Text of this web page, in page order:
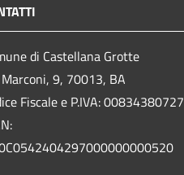
di Castellana Grotte
9, 70013, BA
Fiscale e P.IVA: 00834380727